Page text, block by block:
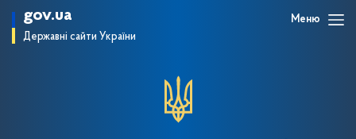
gov.ua
Державні сайти України
Меню